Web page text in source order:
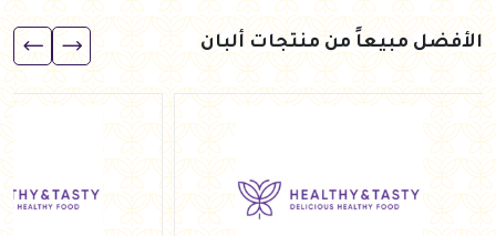
الأفضل مبيعاً من منتجات ألبان